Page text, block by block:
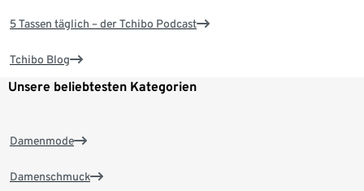
5 Tassen täglich – der Tchibo Podcast
Tchibo Blog
Unsere beliebtesten Kategorien
Damenmode
Damenschmuck